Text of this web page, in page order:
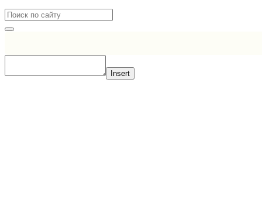
Insert